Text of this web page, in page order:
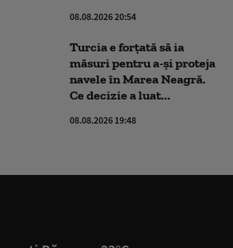
08.08.2026 20:54
Turcia e forțată să ia
măsuri pentru a-și proteja
navele în Marea Neagră.
Ce decizie a luat...
08.08.2026 19:48